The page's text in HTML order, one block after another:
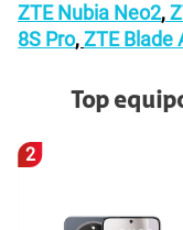
ZTE Nubia Neo2,
8S Pro,ZTE Blade
Top
3